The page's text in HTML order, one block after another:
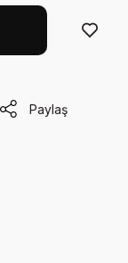
Paylaş